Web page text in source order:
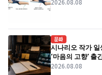
2026.08.08
문화
시나리오 작가
‘마음의 고향’ 출
2026.08.08